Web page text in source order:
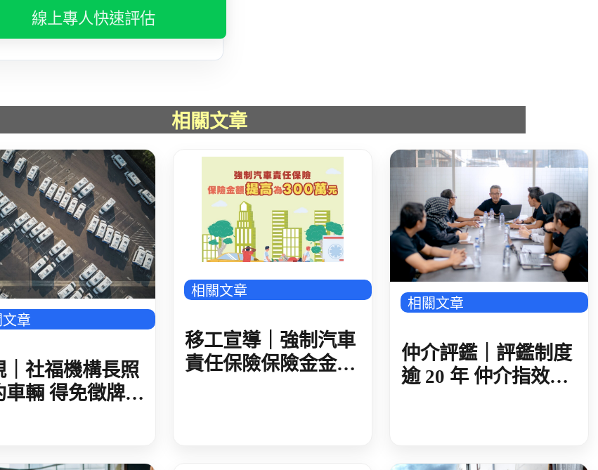
線上專人快速評估
相關文章
章
｜社福機構長照
車輛 得免徵牌照
相關文章
移工宣導｜強制汽車
責任保險保險金金額
相關文章
仲介評鑑｜評鑑制度
逾 20 年 仲介指效益